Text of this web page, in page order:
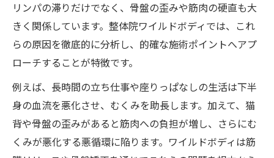
脚
足のむくみ改善で姿勢も美しく整体院ワイ
ルドボディ
整体院ワイルドボディで得られる美脚の変
化
リンパの滞りだけでなく、骨盤の歪みや筋肉の硬直も大
きく関係しています。整体院ワイルドボディでは、これ
らの原因を徹底的に分析し、的確な施術ポイントへアプ
ローチすることが特徴です。
例えば、長時間の立ち仕事や座りっぱなしの生活は下半
身の血流を悪化させ、むくみを助長します。加えて、猫
背や骨盤の歪みがあると筋肉への負担が増し、さらにむ
くみが悪化する悪循環に陥ります。ワイルドボディは筋